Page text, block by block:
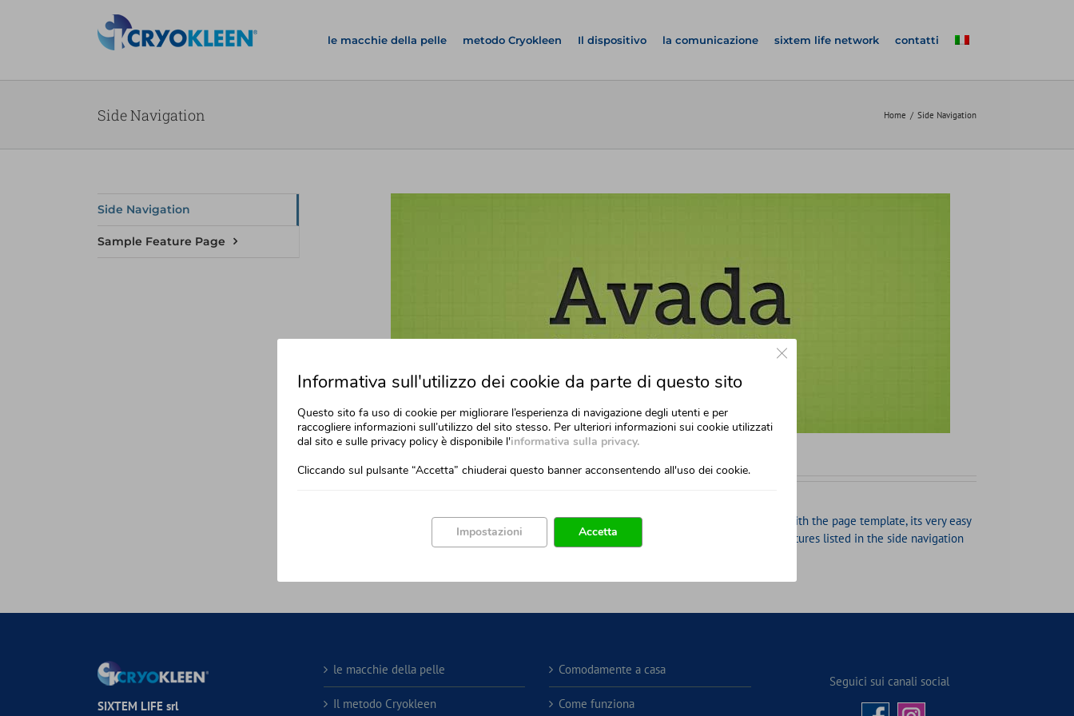
le macchie della pelle metodo Cryokleen Il dispositivo la comunicazione sixtem life network contatti
Side Navigation Home Side Navigation
Avada Includes A Side Navigation Template
With Avada’s side navigation template, you can add even more content to your site. With the page template, its very easy
to set up and use and it can be positioned on the left or right. Check out all other features listed in the side navigation
Side Navigation
Sample Feature Page
SIXTEM LIFE srl
le macchie della pelle
Il metodo Cryokleen
Comodamente a casa
Come funziona
Seguici sui canali social
Informativa sull'utilizzo dei cookie da parte di questo sito
Questo sito fa uso di cookie per migliorare l’esperienza di navigazione degli utenti e per
raccogliere informazioni sull’utilizzo del sito stesso. Per ulteriori informazioni sui cookie utilizzati
dal sito e sulle privacy policy è disponibile l'informativa sulla privacy.
Cliccando sul pulsante “Accetta” chiuderai questo banner acconsentendo all'uso dei cookie.
Close GDPR Cookie Banner
Accetta
Impostazioni